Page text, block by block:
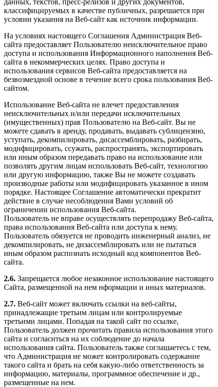
классифицируемых в качестве публичных, разрешается при
условии указания на Веб-сайт как источник информации.
На условиях настоящего Соглашения Администрация Веб-
сайта предоставляет Пользователю неисключительное право
доступа и использования Информационного наполнения Веб-
сайта в некоммерческих целях. Право доступа и
использования сервисов Веб-сайта предоставляется на
безвозмездной основе в течение всего срока пользования Веб-
сайтом.
Использование Веб-сайта не влечет предоставления
неисключительных и/или передачи исключительных
(имущественных) прав Пользователю на Веб-сайт. Вы не
можете сдавать в аренду, продавать, выдавать сублицензию,
уступать, декомпилировать, дисассемблировать, разбирать,
модифицировать, ссужать, распространять, экспортировать
или иным образом передавать право на использование или
позволять другим лицам использовать Веб-сайт, технологию
или другую информацию, также Вы не можете создавать
производные работы или модифицировать указанное в ином
порядке. Настоящее Соглашение автоматически прекратит
действие в случае несоблюдения Вами условий об
ограничении использования Веб-сайта.
Пользователь не вправе осуществлять перепродажу Веб-сайта,
права использования Веб-сайта или доступа к нему.
Пользователь обязуется не проводить инженерный анализ, не
декомпилировать, не дизассемблировать или не пытаться
иным образом распознать исходный код компонентов Веб-
сайта.
2.6. Запрещается любое незаконное использование настоящего
Сайта, размещенной на нем нформации и иных материалов.
2.7. Веб-сайт может включать ссылки на веб-сайты,
принадлежащие третьим лицам или контролируемые
третьими лицами. Попадая на такой сайт по ссылке,
Пользователь должен прочитать правила использования этого
сайта и согласиться на их соблюдение до начала
использования сайта. Пользователь также соглашаетесь с тем,
что Администрация не может контролировать содержание
такого сайта и брать на себя какую-либо ответственность за
информацию, материалы, программное обеспечение и др.,
размещенные на нем.